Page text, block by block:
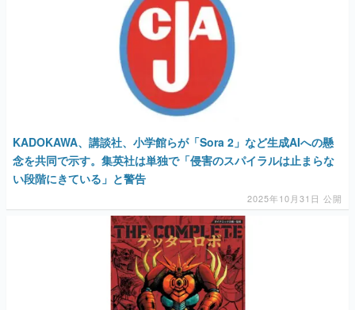
KADOKAWA、講談社、小学館らが「Sora 2」など生成AIへの懸
念を共同で示す。集英社は単独で「侵害のスパイラルは止まらな
い段階にきている」と警告
2025年10月31日 公開